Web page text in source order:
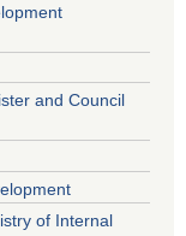
and Council
of Internal